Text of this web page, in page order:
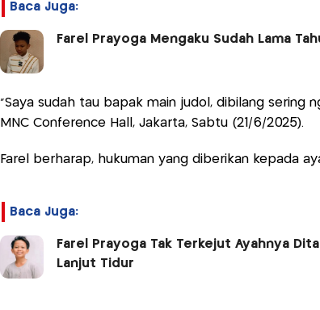
Baca Juga:
Farel Prayoga Mengaku Sudah Lama
”Saya sudah tau bapak main judol, dibilang sering
MNC Conference Hall, Jakarta, Sabtu (21/6/2025).
Farel berharap, hukuman yang diberikan kepada
Baca Juga:
Farel Prayoga Tak Terkejut Ayahnya
Lanjut Tidur